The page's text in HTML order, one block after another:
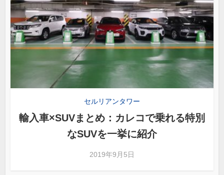
セルリアンタワー
輸入車×SUVまとめ：カレコで乗れる特別
なSUVを一挙に紹介
2019年9月5日